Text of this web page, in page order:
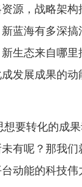
源，战略架
蓝海有多深
生态来自哪
发展成果的
要转化的成
有呢？那我
动能的科技伟